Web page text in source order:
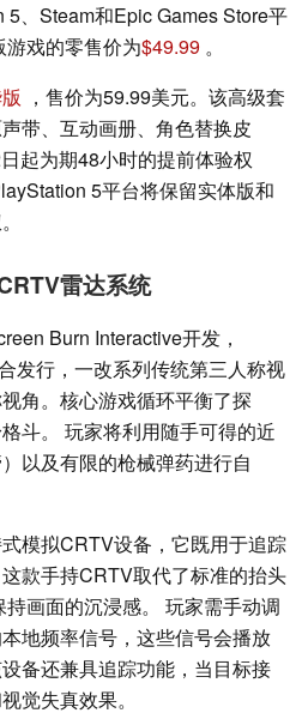
、Steam和Epic Games Store平
戏的零售价为$49.99 。
，售价为59.99美元。该高级套
带、互动画册、角色替换皮
起为期48小时的提前体验权
5平台将保留实体版和
雷达系统
Burn Interactive开发，
发行，一改系列传统第三人称视
角。核心游戏循环平衡了探
斗。 玩家将利用随手可得的近
以及有限的枪械弹药进行自
模拟CRTV设备，它既用于追踪
款手持CRTV取代了标准的抬头
画面的沉浸感。 玩家需手动调
地频率信号，这些信号会播放
备还兼具追踪功能，当目标接
觉失真效果。